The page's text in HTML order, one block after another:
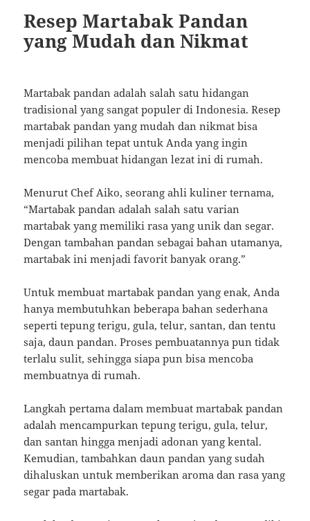
Resep Martabak Pandan
yang Mudah dan Nikmat
Martabak pandan adalah salah satu hidangan
tradisional yang sangat populer di Indonesia. Resep
martabak pandan yang mudah dan nikmat bisa
menjadi pilihan tepat untuk Anda yang ingin
mencoba membuat hidangan lezat ini di rumah.
Menurut Chef Aiko, seorang ahli kuliner ternama,
“Martabak pandan adalah salah satu varian
martabak yang memiliki rasa yang unik dan segar.
Dengan tambahan pandan sebagai bahan utamanya,
martabak ini menjadi favorit banyak orang.”
Untuk membuat martabak pandan yang enak, Anda
hanya membutuhkan beberapa bahan sederhana
seperti tepung terigu, gula, telur, santan, dan tentu
saja, daun pandan. Proses pembuatannya pun tidak
terlalu sulit, sehingga siapa pun bisa mencoba
membuatnya di rumah.
Langkah pertama dalam membuat martabak pandan
adalah mencampurkan tepung terigu, gula, telur,
dan santan hingga menjadi adonan yang kental.
Kemudian, tambahkan daun pandan yang sudah
dihaluskan untuk memberikan aroma dan rasa yang
segar pada martabak.